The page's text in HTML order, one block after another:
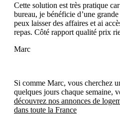
Cette solution est très pratique
bureau, je bénéficie d’une
peux laisser des affaires et ai
repas. Côté rapport qualité prix
Marc
Si comme Marc, vous cherchez
quelques jours chaque semaine,
découvrez nos annonces de
dans toute la France